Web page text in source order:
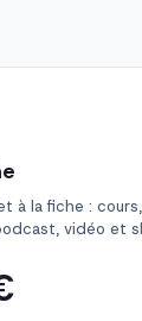
à la fiche :
vidéo et